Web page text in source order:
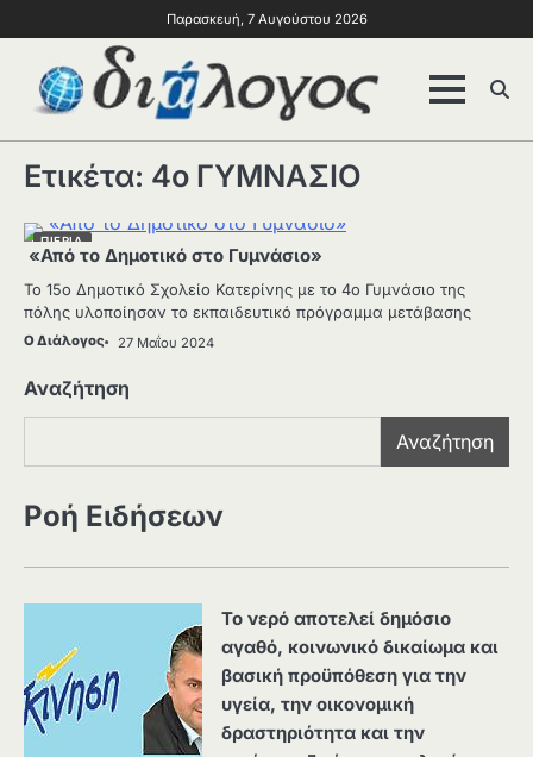
Παρασκευή, 7 Αυγούστου 2026
Ετικέτα: 4ο ΓΥΜΝΑΣΙΟ
ΠΙΕΡΙΑ
«Από το Δημοτικό στο Γυμνάσιο»
Το 15ο Δημοτικό Σχολείο Κατερίνης με το 4ο Γυμνάσιο της
πόλης υλοποίησαν το εκπαιδευτικό πρόγραμμα μετάβασης
Ο Διάλογος 27 Μαΐου 2024
Αναζήτηση
Αναζήτηση
Ροή Ειδήσεων
Το νερό αποτελεί δημόσιο
αγαθό, κοινωνικό δικαίωμα και
βασική προϋπόθεση για την
υγεία, την οικονομική
δραστηριότητα και την